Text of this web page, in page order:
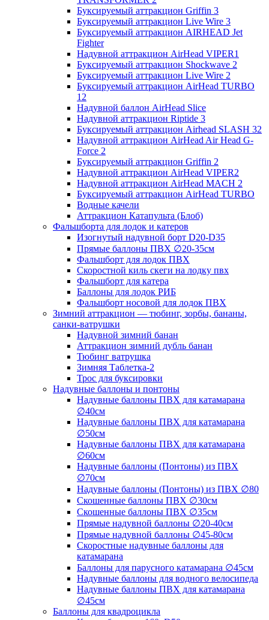
Буксируемый аттракцион Griffin 3
Буксируемый аттракцион Live Wire 3
Буксируемый аттракцион AIRHEAD Jet
Fighter
Надувной аттракцион AirHead VIPER1
Буксируемый аттракцион Shockwave 2
Буксируемый аттракцион Live Wire 2
Буксируемый аттракцион AirHead TURBO
12
Надувной баллон AirHead Slice
Надувной аттракцион Riptide 3
Буксируемый аттракцион Airhead SLASH 32
Надувной аттракцион AirHead Air Head G-
Force 2
Буксируемый аттракцион Griffin 2
Надувной аттракцион AirHead VIPER2
Надувной аттракцион AirHead MACH 2
Буксируемый аттракцион AirHead TURBO
Водные качели
Аттракцион Катапульта (Блоб)
Фальшборта для лодок и катеров
Изогнутый надувной борт D20-D35
Прямые баллоны ПВХ ∅20-35см
Фальшборт для лодок ПВХ
Скоростной киль скеги на лодку пвх
Фальшборт для катера
Баллоны для лодок РИБ
Фальшборт носовой для лодок ПВХ
Зимний аттракцион — тюбинг, зорбы, бананы,
санки-ватрушки
Надувной зимний банан
Аттракцион зимний дубль банан
Тюбинг ватрушка
Зимняя Таблетка-2
Трос для буксировки
Надувные баллоны и понтоны
Надувные баллоны ПВХ для катамарана
∅40см
Надувные баллоны ПВХ для катамарана
∅50см
Надувные баллоны ПВХ для катамарана
∅60см
Надувные баллоны (Понтоны) из ПВХ
∅70см
Надувные баллоны (Понтоны) из ПВХ ∅80
Скошенные баллоны ПВХ ∅30см
Скошенные баллоны ПВХ ∅35см
Прямые надувной баллоны ∅20-40см
Прямые надувной баллоны ∅45-80см
Скоростные надувные баллоны для
катамарана
Баллоны для парусного катамарана ∅45см
Надувные баллоны для водного велосипеда
Надувные баллоны ПВХ для катамарана
∅45см
Баллоны для квадроцикла